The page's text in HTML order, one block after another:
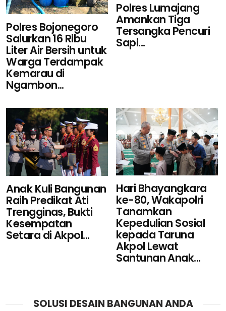
Polres Bojonegoro
Salurkan 16 Ribu
Liter Air Bersih untuk
Warga Terdampak
Kemarau di
Ngambon...
Polres Lumajang
Amankan Tiga
Tersangka Pencuri
Sapi...
Anak Kuli Bangunan
Raih Predikat Ati
Trengginas, Bukti
Kesempatan
Setara di Akpol...
Hari Bhayangkara
ke-80, Wakapolri
Tanamkan
Kepedulian Sosial
kepada Taruna
Akpol Lewat
Santunan Anak...
SOLUSI DESAIN BANGUNAN ANDA